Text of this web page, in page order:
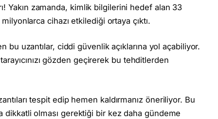
Yakın zamanda, kimlik bilgilerini hedef alan 33
cihazı etkilediği ortaya çıktı.
bu uzantılar, ciddi güvenlik açıklarına yol açabiliyor.
gözden geçirerek bu tehditlerden
tespit edip hemen kaldırmanız öneriliyor. Bu
dikkatli olması gerektiği bir kez daha gündeme